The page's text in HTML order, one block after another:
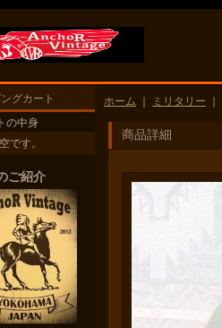
グカート
の中身
です。
ご紹介
ホーム ミリタリー
商品詳細